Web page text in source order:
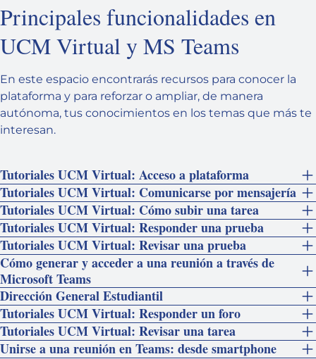
Principales funcionalidades en
UCM Virtual y MS Teams
En este espacio encontrarás recursos para conocer la
plataforma y para reforzar o ampliar, de manera
autónoma, tus conocimientos en los temas que más te
interesan.
Tutoriales UCM Virtual: Acceso a plataforma
Tutoriales UCM Virtual: Comunicarse por mensajería
Tutoriales UCM Virtual: Cómo subir una tarea
Tutoriales UCM Virtual: Responder una prueba
Tutoriales UCM Virtual: Revisar una prueba
Cómo generar y acceder a una reunión a través de
Microsoft Teams
Dirección General Estudiantil
Tutoriales UCM Virtual: Responder un foro
Tutoriales UCM Virtual: Revisar una tarea
Unirse a una reunión en Teams: desde smartphone